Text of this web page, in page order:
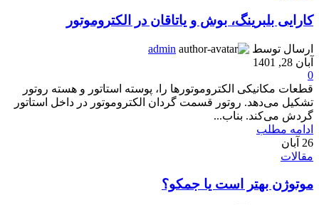
کارایی بلبرینگ، بوش و یاتاقان در الکتروموتور
ارسال توسط
admin
آبان 28, 1401
0
قطعات مکانیکی الکتروموتورها را، پوسته استاتور و هسته روتور
تشکیل می‌دهد. روتور قسمت گردان الکتروموتور در داخل استاتور
گردش می‌کند. بناب...
ادامه مطلب
26 آبان
مقالات
موتوژن بهتر است یا جمکو؟